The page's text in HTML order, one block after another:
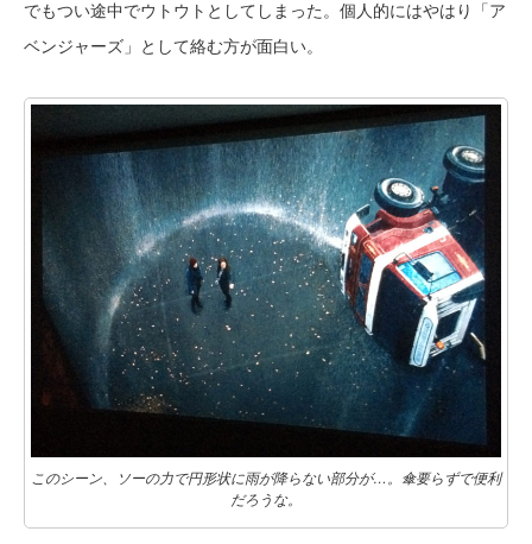
でもつい途中でウトウトとしてしまった。個人的にはやはり「ア
ベンジャーズ」として絡む方が面白い。
このシーン、ソーの力で円形状に雨が降らない部分が…。傘要らずで便利
だろうな。